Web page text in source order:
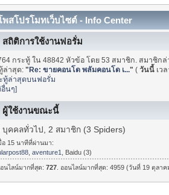
พสโปรโมทเว็บไซต์ - Info Center
สถิติการใช้งานฟอรั่ม
กระทู้ ใน 48842 หัวข้อ โดย 53 สมาชิก. สมาชิก
ล่าสุด:"Re: ขายคอนโด พลัมคอนโด เ..." (วันนี้ เว
ทู้ล่าสุดบนฟอรั่ม
นๆ]
ผู้ใช้งานขณะนี้
บุคคลทั่วไป, 2 สมาชิก (3 Spiders)
อ 15 นาทีที่ผ่านมา:
,aventure1 , Baidu (3)
นไลน์มากที่สุด:727 . ออนไลน์มากที่สุด: 4959 (วันที่ 19 ตุลา